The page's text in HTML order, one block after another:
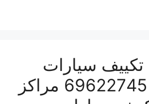
سيارات
الجهراء 69622745 مراكز